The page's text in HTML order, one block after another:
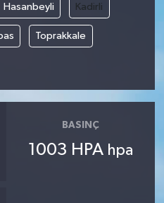
Hasanbeyli Kadirli
Toprakkale
BASINÇ
1003 HPA hpa